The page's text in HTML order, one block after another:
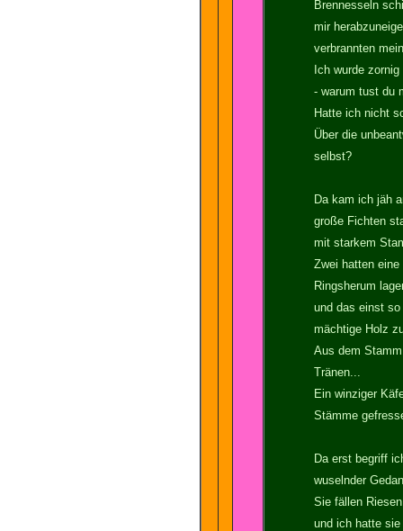
Brennesseln
mir
verbrannten
Ich wurde
- warum tust du
Hatte ich nicht
Über die
selbst?
Da kam ich jäh
große Fichten
mit starkem
Zwei hatten
Ringsherum
und das einst
mächtige Holz
Aus dem
Tränen...
Ein winziger
Stämme
Da erst begriff
wuselnder
Sie fällen
und ich hatte sie